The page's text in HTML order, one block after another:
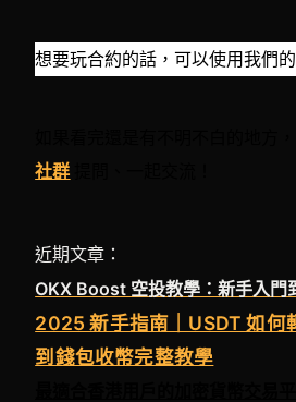
想要玩合約的話，可以使用我們的
如果看完還是有不明不白的地方
社群
近期文章：
OKX Boost 空投教學：新手入門
2025 新手指南｜USDT 如何
到錢包收幣完整教學